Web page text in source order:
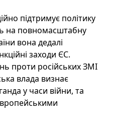
підтримує політику
на повномасштабну
вона дедалі
заходи ЄС.
проти російських ЗМІ
влада визнає
у часи війни, та